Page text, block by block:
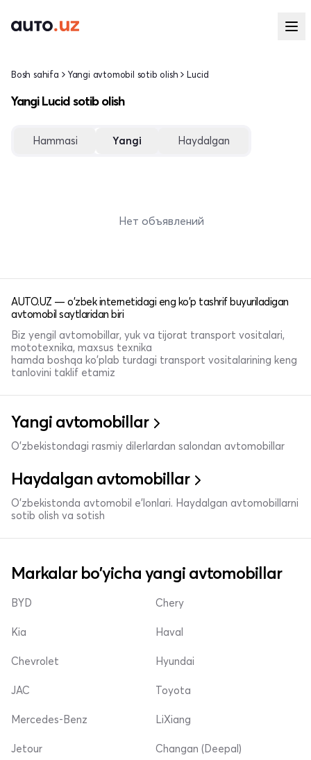
Bosh sahifa Yangi avtomobil sotib olish Lucid
Yangi Lucid sotib olish
Hammasi Yangi Haydalgan
Нет объявлений
AUTO.UZ — o'zbek internetidagi eng ko'p tashrif buyuriladigan
avtomobil saytlaridan biri
Biz yengil avtomobillar, yuk va tijorat transport vositalari,
mototexnika, maxsus texnika
hamda boshqa ko'plab turdagi transport vositalarining keng
tanlovini taklif etamiz
Yangi avtomobillar
O'zbekistondagi rasmiy dilerlardan salondan avtomobillar
Haydalgan avtomobillar
O'zbekistonda avtomobil e’lonlari. Haydalgan avtomobillarni
sotib olish va sotish
Markalar bo'yicha yangi avtomobillar
BYD
Kia
Chevrolet
Chery
Haval
Hyundai
JAC
Mercedes-Benz
Jetour
Toyota
LiXiang
Changan (Deepal)